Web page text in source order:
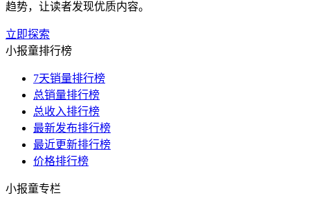
趋势，让读者发现优质内容。
立即探索
小报童排行榜
7天销量排行榜
总销量排行榜
总收入排行榜
最新发布排行榜
最近更新排行榜
价格排行榜
小报童专栏